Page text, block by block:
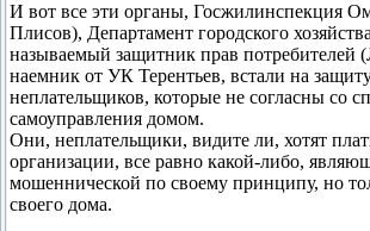
И вот все эти органы, Госжилинспекция
Плисов), Департамент городского
называемый защитник прав потребителей
наемник от УК Терентьев, встали на
неплательщиков, которые не согласны со
самоуправления домом.
Они, неплательщики, видите ли, хотят
организации, все равно какой-либо,
мошеннической по своему принципу, но
своего дома.